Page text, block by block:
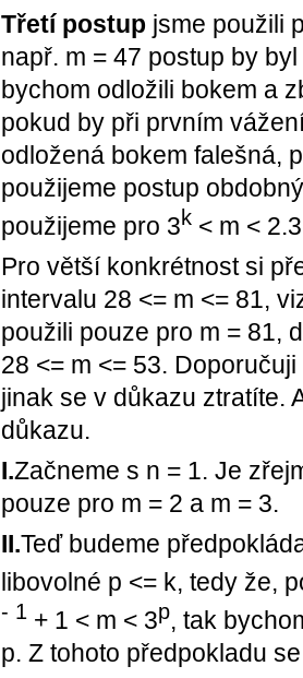
Třetí postup jsme použili
např. m = 47 postup by
bychom odložili bokem a
pokud by při prvním
odložená bokem falešná,
použijeme postup
použijeme pro 3k < m < 2.3
Pro větší konkrétnost si
intervalu 28 <= m <= 81,
použili pouze pro m = 81,
28 <= m <= 53.
jinak se v důkazu ztratíte.
důkazu.
I.Začneme s n = 1. Je
pouze pro m = 2 a m = 3.
II.Teď budeme
libovolné p <= k, tedy že,
- 1 + 1 < m < 3p, tak
p. Z tohoto předpokladu